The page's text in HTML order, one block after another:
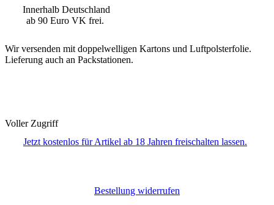
Innerhalb Deutschland
ab 90 Euro VK frei.
Wir versenden mit doppelwelligen Kartons und Luftpolsterfolie.
Lieferung auch an Packstationen.
Voller Zugriff
Jetzt kostenlos für Artikel ab 18 Jahren freischalten lassen.
Bestellung widerrufen